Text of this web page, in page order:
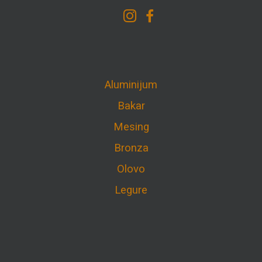
Aluminijum
Bakar
Mesing
Bronza
Olovo
Legure